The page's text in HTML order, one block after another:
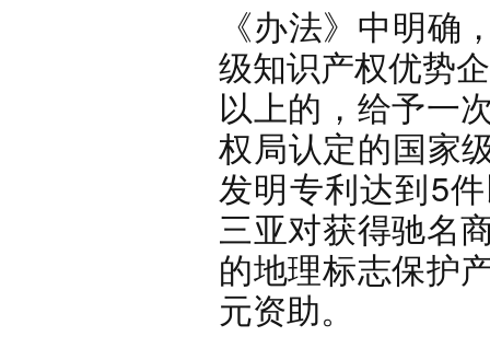
《办法》中明确
级知识产权优势
以上的，给予一
权局认定的国家
发明专利达到5
三亚对获得驰名
的地理标志保护
元资助。